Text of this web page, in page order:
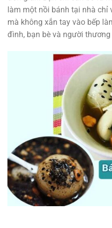
làm một nồi bánh tại nhà chỉ
mà không xắn tay vào bếp
đình, bạn bè và người